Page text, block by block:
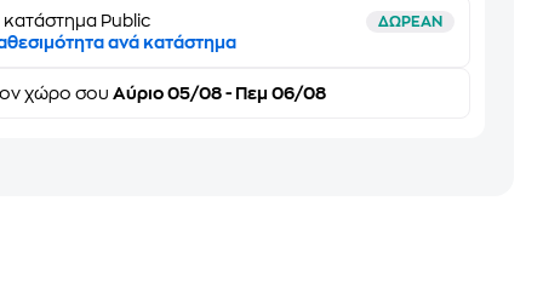
κατάστημα Public ΔΩΡΕΑΝ
ανά κατάστημα
χώρο σου Αύριο 05/08 - Πεμ 06/08